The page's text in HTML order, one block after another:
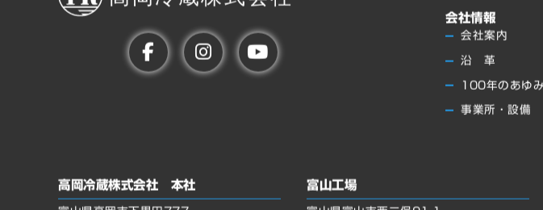
会社情報
会社案内
沿 革
100年のあゆみ
事業所・設備
高岡冷蔵株式会社 本社 富山工場